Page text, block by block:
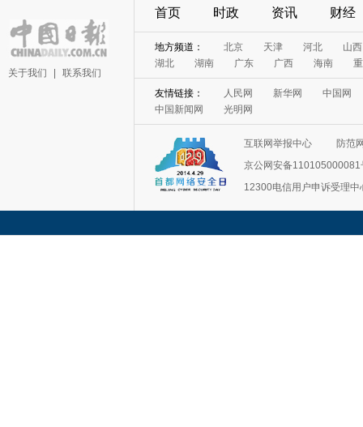
关于我们 联系我们
首页 时政 资讯 财经
地方频道： 北京 天津 河北
山西
湖北
湖南 广东 广西 海南
友情链接： 人民网 新华网
中国网
中国新闻网
光明网
互联网举报中心
防范
京公网安备110105000081
12300电信用户申诉受理中